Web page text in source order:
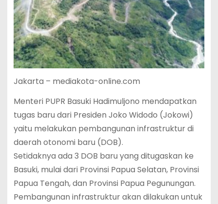
Jakarta – mediakota-online.com
Menteri PUPR Basuki Hadimuljono mendapatkan
tugas baru dari Presiden Joko Widodo (Jokowi)
yaitu melakukan pembangunan infrastruktur di
daerah otonomi baru (DOB).
Setidaknya ada 3 DOB baru yang ditugaskan ke
Basuki, mulai dari Provinsi Papua Selatan, Provinsi
Papua Tengah, dan Provinsi Papua Pegunungan.
Pembangunan infrastruktur akan dilakukan untuk